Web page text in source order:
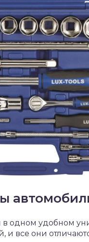
одном удобном
и все они